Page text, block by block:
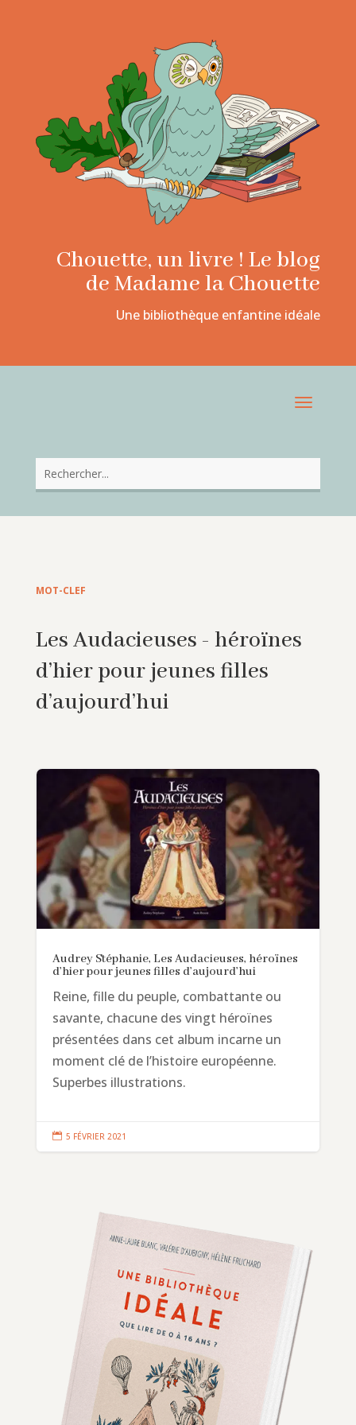
Chouette, un livre ! Le blog
de Madame la Chouette
Une bibliothèque enfantine idéale
MOT-CLEF
Les Audacieuses - héroïnes
d’hier pour jeunes filles
d’aujourd’hui
Audrey Stéphanie, Les Audacieuses, héroïnes
d’hier pour jeunes filles d’aujourd’hui
Reine, fille du peuple, combattante ou
savante, chacune des vingt héroïnes
présentées dans cet album incarne un
moment clé de l’histoire européenne.
Superbes illustrations.
 5 FÉVRIER 2021